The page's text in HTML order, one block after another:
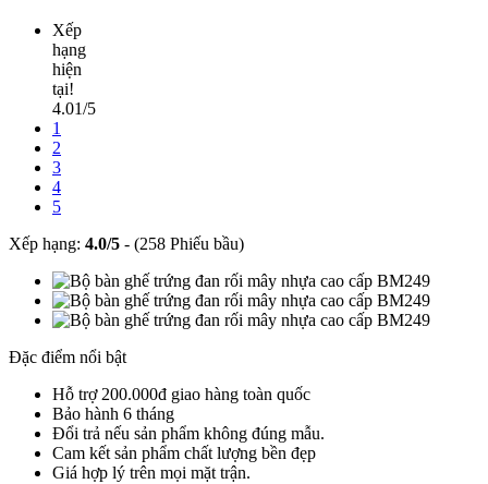
Xếp
hạng
hiện
tại!
4.01/5
1
2
3
4
5
Xếp hạng: 4.0/5 - (258 Phiếu bầu)
Đặc điểm nổi bật
Hỗ trợ 200.000đ giao hàng toàn quốc
Bảo hành 6 tháng
Đổi trả nếu sản phẩm không đúng mẫu.
Cam kết sản phẩm chất lượng bền đẹp
Giá hợp lý trên mọi mặt trận.